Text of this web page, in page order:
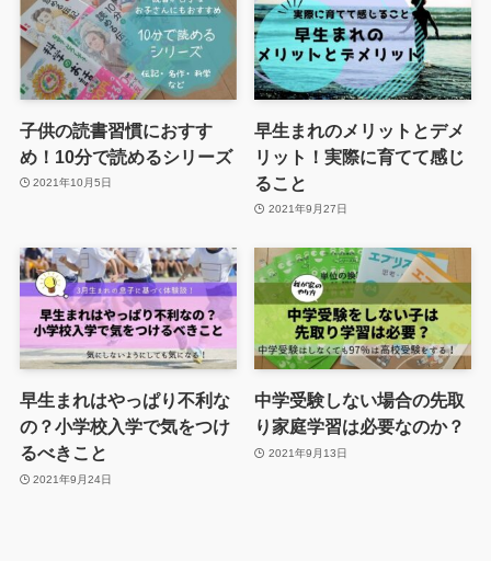
子供の読書習慣におすす
め！10分で読めるシリーズ
2021年10月5日
早生まれのメリットとデメ
リット！実際に育てて感じ
ること
2021年9月27日
早生まれはやっぱり不利な
の？小学校入学で気をつけ
るべきこと
2021年9月24日
中学受験しない場合の先取
り家庭学習は必要なのか？
2021年9月13日